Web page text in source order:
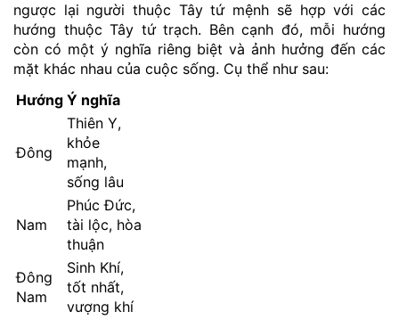
ngược lại người thuộc Tây tứ mệnh sẽ hợp với các
hướng thuộc Tây tứ trạch. Bên cạnh đó, mỗi hướng
còn có một ý nghĩa riêng biệt và ảnh hưởng đến các
mặt khác nhau của cuộc sống. Cụ thể như sau:
Hướng Ý nghĩa
Đông
Thiên Y,
khỏe
mạnh,
sống lâu
Nam
Phúc Đức,
tài lộc, hòa
thuận
Đông
Nam
Sinh Khí,
tốt nhất,
vượng khí